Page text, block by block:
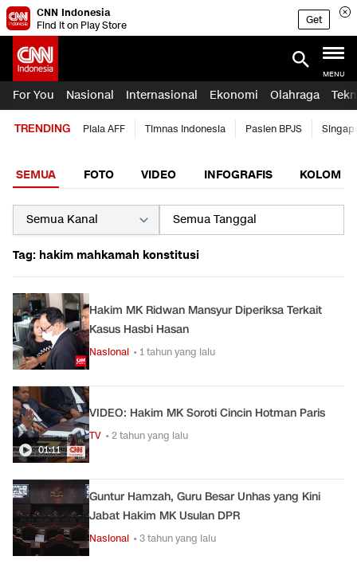
CNN Indonesia
Find it on Play Store
Get
MENU
For You Nasional Internasional Ekonomi Olahraga
TRENDING Piala AFF Timnas Indonesia Pasien BPJS
SEMUA FOTO VIDEO INFOGRAFIS KOLOM
Tag: hakim mahkamah konstitusi
Hakim MK Ridwan Mansyur Diperiksa Terkait
Kasus Hasbi Hasan
Nasional • 1 tahun yang lalu
01:11
VIDEO: Hakim MK Soroti Cincin Hotman Paris
TV • 2 tahun yang lalu
Guntur Hamzah, Guru Besar Unhas yang Kini
Jabat Hakim MK Usulan DPR
Nasional • 3 tahun yang lalu